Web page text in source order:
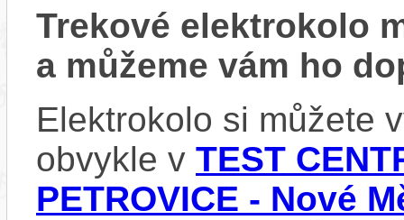
Trekové elektrokolo
a můžeme vám ho
Elektrokolo si můžete
obvykle v TEST
PETROVICE - Nové